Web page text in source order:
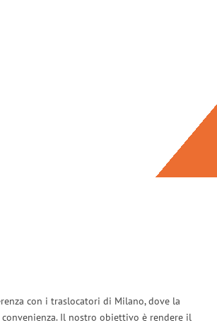
con i traslocatori di Milano, dove la
Il nostro obiettivo è rendere il